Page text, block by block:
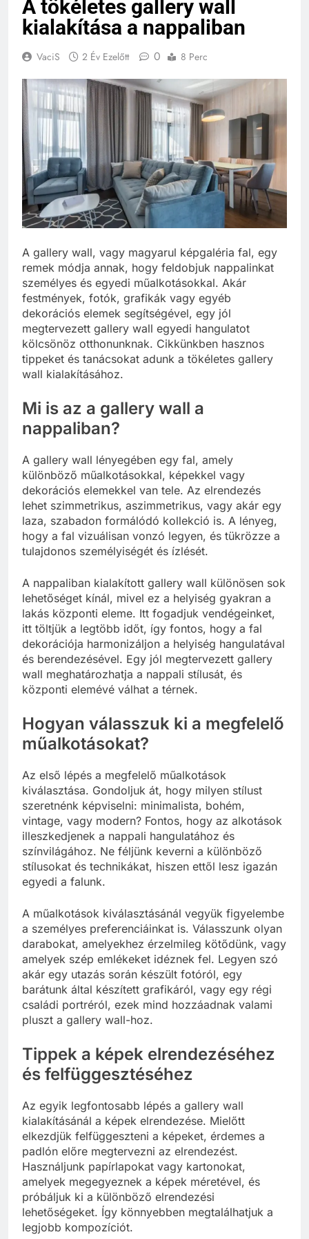
A tökéletes gallery wall
kialakítása a nappaliban
VaciS 2 Év Ezelőtt 0 8 Perc
A gallery wall, vagy magyarul képgaléria fal, egy
remek módja annak, hogy feldobjuk nappalinkat
személyes és egyedi műalkotásokkal. Akár
festmények, fotók, grafikák vagy egyéb
dekorációs elemek segítségével, egy jól
megtervezett gallery wall egyedi hangulatot
kölcsönöz otthonunknak. Cikkünkben hasznos
tippeket és tanácsokat adunk a tökéletes gallery
wall kialakításához.
Mi is az a gallery wall a
nappaliban?
A gallery wall lényegében egy fal, amely
különböző műalkotásokkal, képekkel vagy
dekorációs elemekkel van tele. Az elrendezés
lehet szimmetrikus, aszimmetrikus, vagy akár egy
laza, szabadon formálódó kollekció is. A lényeg,
hogy a fal vizuálisan vonzó legyen, és tükrözze a
tulajdonos személyiségét és ízlését.
A nappaliban kialakított gallery wall különösen sok
lehetőséget kínál, mivel ez a helyiség gyakran a
lakás központi eleme. Itt fogadjuk vendégeinket,
itt töltjük a legtöbb időt, így fontos, hogy a fal
dekorációja harmonizáljon a helyiség hangulatával
és berendezésével. Egy jól megtervezett gallery
wall meghatározhatja a nappali stílusát, és
központi elemévé válhat a térnek.
Hogyan válasszuk ki a megfelelő
műalkotásokat?
Az első lépés a megfelelő műalkotások
kiválasztása. Gondoljuk át, hogy milyen stílust
szeretnénk képviselni: minimalista, bohém,
vintage, vagy modern? Fontos, hogy az alkotások
illeszkedjenek a nappali hangulatához és
színvilágához. Ne féljünk keverni a különböző
stílusokat és technikákat, hiszen ettől lesz igazán
egyedi a falunk.
A műalkotások kiválasztásánál vegyük figyelembe
a személyes preferenciáinkat is. Válasszunk olyan
darabokat, amelyekhez érzelmileg kötődünk, vagy
amelyek szép emlékeket idéznek fel. Legyen szó
akár egy utazás során készült fotóról, egy
barátunk által készített grafikáról, vagy egy régi
családi portréról, ezek mind hozzáadnak valami
pluszt a gallery wall-hoz.
Tippek a képek elrendezéséhez
és felfüggesztéséhez
Az egyik legfontosabb lépés a gallery wall
kialakításánál a képek elrendezése. Mielőtt
elkezdjük felfüggeszteni a képeket, érdemes a
padlón előre megtervezni az elrendezést.
Használjunk papírlapokat vagy kartonokat,
amelyek megegyeznek a képek méretével, és
próbáljuk ki a különböző elrendezési
lehetőségeket. Így könnyebben megtalálhatjuk a
legjobb kompozíciót.